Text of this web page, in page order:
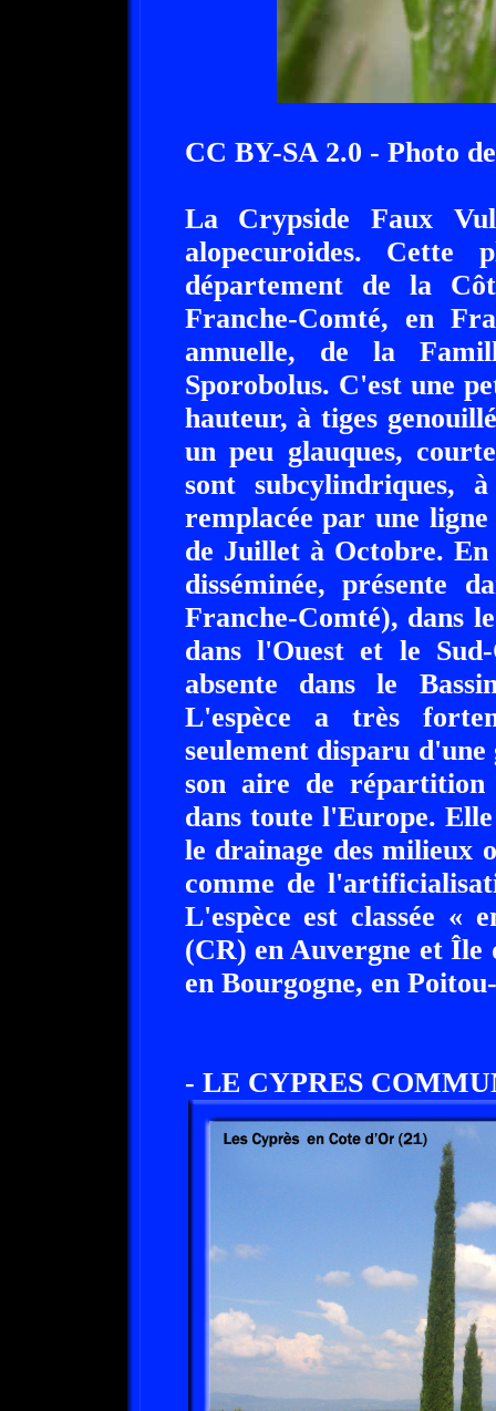
CC BY-SA 2.0 - Photo
La Crypside Faux
alopecuroides. Cette
département de la
Franche-Comté, en
annuelle, de la
Sporobolus. C'est une
hauteur, à tiges
un peu glauques,
sont subcylindriques,
remplacée par une
de Juillet à Octobre.
disséminée, présente
Franche-Comté), dans
dans l'Ouest et le
absente dans le
L'espèce a très
seulement disparu
son aire de répartition
dans toute l'Europe.
le drainage des milieux
comme de
L'espèce est classée «
(CR) en Auvergne et Île
en Bourgogne, en
- LE CYPRES